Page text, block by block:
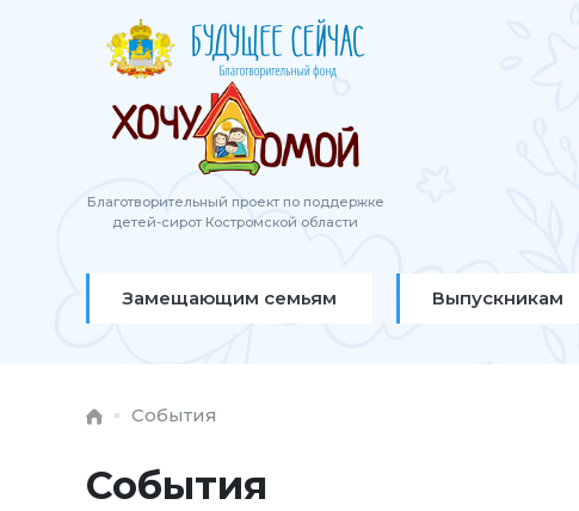
Благотворительный проект по поддержке
детей-сирот Костромской области
Замещающим семьям Выпускникам
События
События